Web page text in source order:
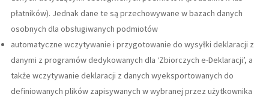
płatników). Jednak dane te są przechowywane w bazach danych
osobnych dla obsługiwanych podmiotów
automatyczne wczytywanie i przygotowanie do wysyłki deklaracji z
danymi z programów dedykowanych dla ‘Zbiorczych e-Deklaracji’, a
także wczytywanie deklaracji z danych wyeksportowanych do
definiowanych plików zapisywanych w wybranej przez użytkownika